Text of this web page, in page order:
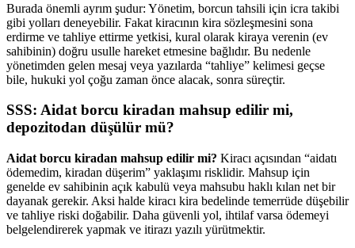
Burada önemli ayrım şudur: Yönetim, borcun tahsili için icra takibi
gibi yolları deneyebilir. Fakat kiracının kira sözleşmesini sona
erdirme ve tahliye ettirme yetkisi, kural olarak kiraya verenin (ev
sahibinin) doğru usulle hareket etmesine bağlıdır. Bu nedenle
yönetimden gelen mesaj veya yazılarda “tahliye” kelimesi geçse
bile, hukuki yol çoğu zaman önce alacak, sonra süreçtir.
SSS: Aidat borcu kiradan mahsup edilir mi,
depozitodan düşülür mü?
Aidat borcu kiradan mahsup edilir mi? Kiracı açısından “aidatı
ödemedim, kiradan düşerim” yaklaşımı risklidir. Mahsup için
genelde ev sahibinin açık kabulü veya mahsubu haklı kılan net bir
dayanak gerekir. Aksi halde kiracı kira bedelinde temerrüde düşebilir
ve tahliye riski doğabilir. Daha güvenli yol, ihtilaf varsa ödemeyi
belgelendirerek yapmak ve itirazı yazılı yürütmektir.